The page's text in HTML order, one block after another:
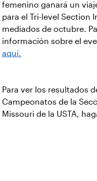
femenino ganará un
para el Tri-level Section
mediados de octubre.
información sobre el
aquí.
Para ver los resultados
Campeonatos de la
Missouri de la USTA,